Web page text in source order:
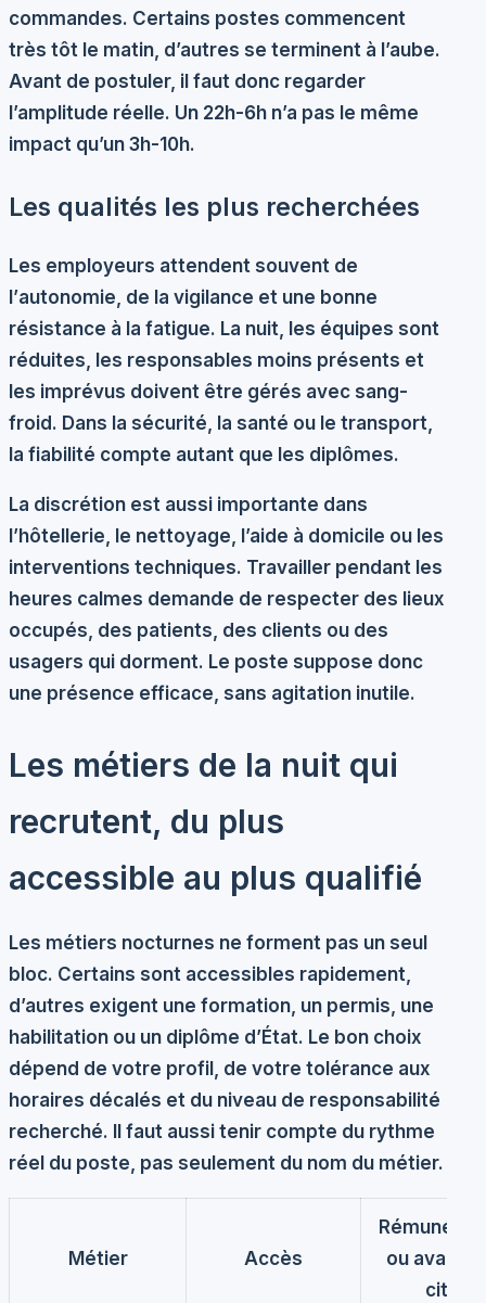
commandes. Certains postes commencent
très tôt le matin, d’autres se terminent à l’aube.
Avant de postuler, il faut donc regarder
l’amplitude réelle. Un 22h-6h n’a pas le même
impact qu’un 3h-10h.
Les qualités les plus recherchées
Les employeurs attendent souvent de
l’autonomie, de la vigilance et une bonne
résistance à la fatigue. La nuit, les équipes sont
réduites, les responsables moins présents et
les imprévus doivent être gérés avec sang-
froid. Dans la sécurité, la santé ou le transport,
la fiabilité compte autant que les diplômes.
La discrétion est aussi importante dans
l’hôtellerie, le nettoyage, l’aide à domicile ou les
interventions techniques. Travailler pendant les
heures calmes demande de respecter des lieux
occupés, des patients, des clients ou des
usagers qui dorment. Le poste suppose donc
une présence efficace, sans agitation inutile.
Les métiers de la nuit qui
recrutent, du plus
accessible au plus qualifié
Les métiers nocturnes ne forment pas un seul
bloc. Certains sont accessibles rapidement,
d’autres exigent une formation, un permis, une
habilitation ou un diplôme d’État. Le bon choix
dépend de votre profil, de votre tolérance aux
horaires décalés et du niveau de responsabilité
recherché. Il faut aussi tenir compte du rythme
réel du poste, pas seulement du nom du métier.
Métier Accès
ou
cité